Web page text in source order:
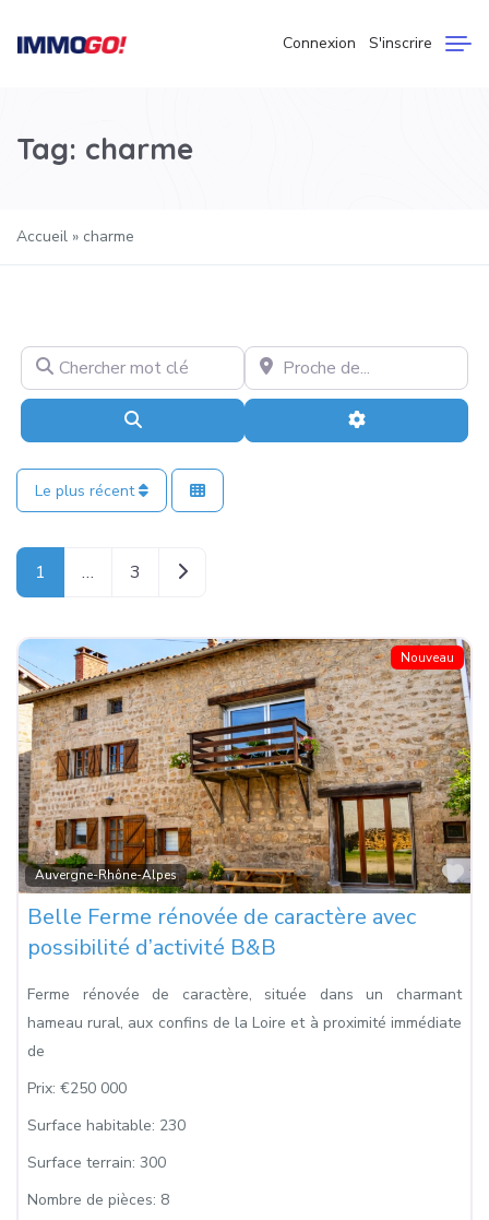
Connexion S'inscrire
Tag: charme
Accueil » charme
Chercher mot clé Proche de…
Recherche Advanced
Le plus récent
1 … 3 Older posts
Nouveau
Auvergne-Rhône-Alpes
Belle Ferme rénovée de caractère avec
possibilité d’activité B&B
Ferme rénovée de caractère, située dans un charmant
hameau rural, aux confins de la Loire et à proximité immédiate
de
Prix: €250 000
Surface habitable: 230
Surface terrain: 300
Nombre de pièces: 8